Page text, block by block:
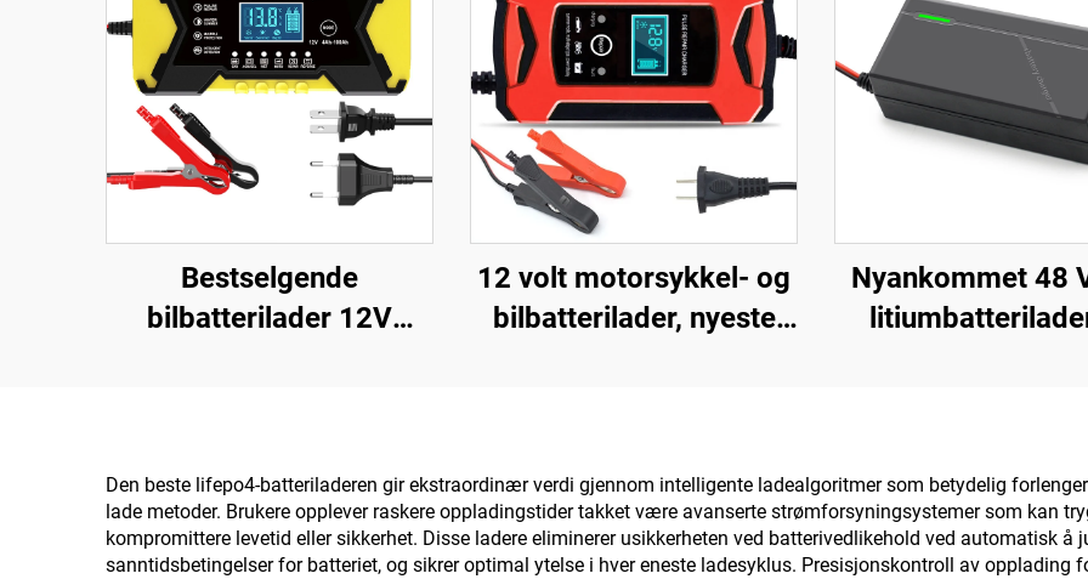
Bestselgende
bilbatterilader 12V
pulsreparasjon 12V
batterilader
12 volt motorsykkel- og
bilbatterilader, nyeste
dropshipping-produkter
Nyankommet 48
sykkel 150 W
Den beste lifepo4-batteriladeren gir ekstraordinær verdi gjennom intelligente ladealgoritmer som betydelig
lade metoder. Brukere opplever raskere oppladingstider takket være avanserte strømforsyningsystemer som kan
kompromittere levetid eller sikkerhet. Disse ladere eliminerer usikkerheten ved batterivedlikehold ved automatisk å
sanntidsbetingelser for batteriet, og sikrer optimal ytelse i hver eneste ladesyklus. Presisjonskontroll av opplading